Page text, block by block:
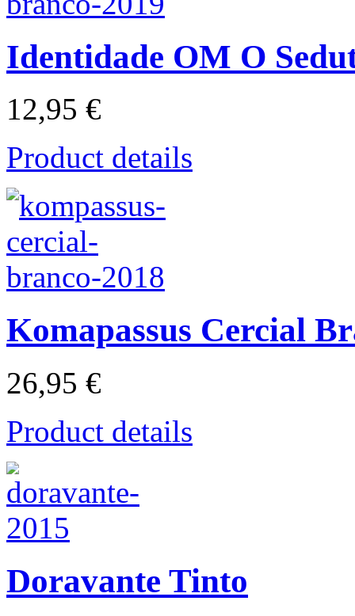
Identidade OM O
12,95 €
Product details
Komapassus Cercial
26,95 €
Product details
Doravante Tinto